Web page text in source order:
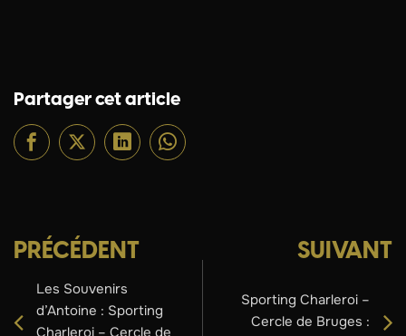
Partager cet article
PRÉCÉDENT
Les Souvenirs
d’Antoine : Sporting
Charleroi – Cercle de
SUIVANT
Sporting Charleroi –
Cercle de Bruges :